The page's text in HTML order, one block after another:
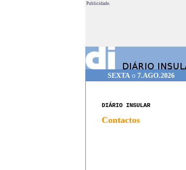
Publicidade.
SEXTAo 7.AGO.2026
DIÁRIO INSULAR
Contactos